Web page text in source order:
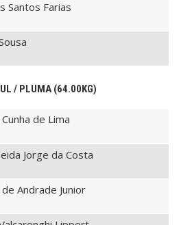
Santos Farias
/ PLUMA (64.00KG)
de Lima
Jorge da Costa
Andrade Junior